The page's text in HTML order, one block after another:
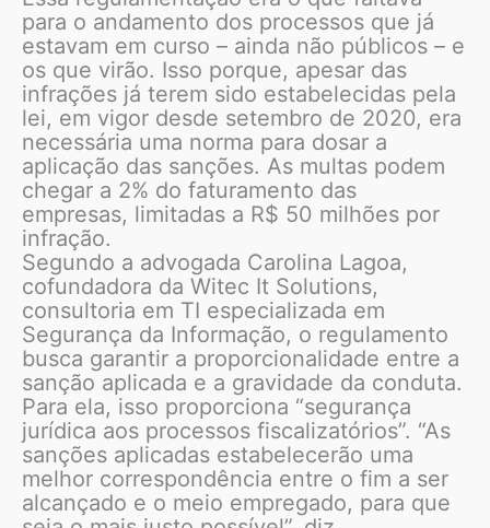
para o andamento dos processos que já
estavam em curso – ainda não públicos – e
os que virão. Isso porque, apesar das
infrações já terem sido estabelecidas pela
lei, em vigor desde setembro de 2020, era
necessária uma norma para dosar a
aplicação das sanções. As multas podem
chegar a 2% do faturamento das
empresas, limitadas a R$ 50 milhões por
infração.
Segundo a advogada Carolina Lagoa,
cofundadora da Witec It Solutions,
consultoria em TI especializada em
Segurança da Informação, o regulamento
busca garantir a proporcionalidade entre a
sanção aplicada e a gravidade da conduta.
Para ela, isso proporciona “segurança
jurídica aos processos fiscalizatórios”. “As
sanções aplicadas estabelecerão uma
melhor correspondência entre o fim a ser
alcançado e o meio empregado, para que